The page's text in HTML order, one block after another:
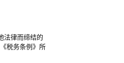
法律而缔结的
税务条例》所